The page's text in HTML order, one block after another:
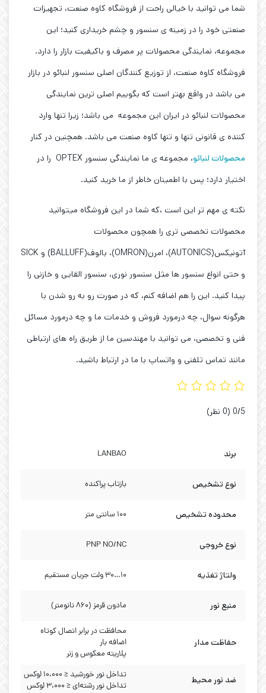
شما می توانید با خیالی راحت از فروشگاه کاوه صنعت، تجهیزات
صنعتی خود را در زمینه ی سنسور و چشم خریداری کنید؛ این
مجموعه، نمایندگی محصولات پر مصرف و باکیفیت بازار را دارد.
فروشگاه کاوه صنعت، از توزیع کنندگان اصلی سنسور لنبائو در بازار
می باشد در واقع بهتر است که بگوییم اصلی ترین نمایندگی
محصولات لنبائو در ایران این مجموعه می باشد؛ زیرا تنها وارد
کننده ی قانونی تنها و تنها کاوه صنعت می باشد. همچنین در کنار
محصولات لنبائو
، مجموعه ی ما نمایندگی سنسور OPTEX را در
اختیار دارد؛ پس با اطمینان خاطر از ما خرید کنید.
نکته ی مهم تر این است ،که شما در این فروشگاه میتوانید
محصولات تخصصی تری را همچون محصولات
آتونیکس(AUTONICS)، امرن(OMRON)، بالوف(BALLUFF) و SICK
و حتی انواع سنسور ها مثل سنسور نوری، سنسور القایی و خازنی را
پیدا کنید. این را هم اضافه کنم، که در صورت رو به رو شدن با
هرگونه سوال، چه درمورد فروش و خدمات ما و چه درمورد مسائل
فنی و تخصصی، می توانید با مهندسین ما از طریق راه های ارتباطی
مانند تماس تلفنی و واتساپ با ما در ارتباط باشید.
‫0/5 ‫(0 نظر)
برند LANBAO
نوع تشخیص بازتاب پراکنده
محدوده تشخیص ۱۰۰ سانتی‌ متر
نوع خروجی PNP NO/NC
ولتاژ تغذیه ۱۰…۳۰ ولت جریان مستقیم
منبع نور مادون قرمز (860 نانومتر)
حفاظت مدار
محافظت در برابر اتصال کوتاه
اضافه بار
پلاریته معکوس و زنر
ضد نور محیط
تداخل نور خورشید ≤ 10،000 لوکس
تداخل نور رشته‌ای ≤ 3،000 لوکس